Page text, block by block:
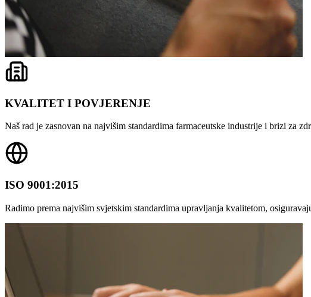
KVALITET I POVJERENJE
Naš rad je zasnovan na najvišim standardima farmaceutske industrije i brizi za
ISO 9001:2015
Radimo prema najvišim svjetskim standardima upravljanja kvalitetom,